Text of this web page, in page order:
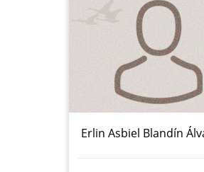
Erlin Asbiel Blandín